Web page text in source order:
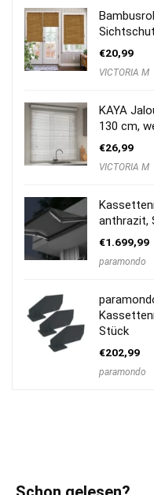
€20,99
VICTORIA M
KAYA
130 cm,
€26,99
VICTORIA M
anthrazit,
€1.699,99
paramondo
Stück
€202,99
paramondo